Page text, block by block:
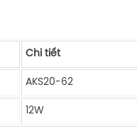
Chi tiết
AKS20-62
12W